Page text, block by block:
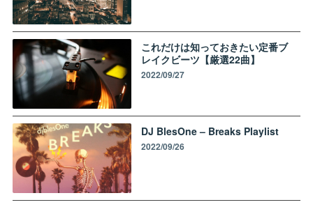
これだけは知っておきたい定番ブ
レイクビーツ【厳選22曲】
2022/09/27
DJ BlesOne – Breaks Playlist
2022/09/26